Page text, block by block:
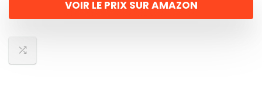
VOIR LE PRIX SUR AMAZON